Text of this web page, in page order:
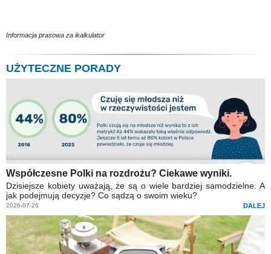
Informacja prasowa za ikalkulator
UŻYTECZNE PORADY
Współczesne Polki na rozdrożu? Ciekawe wyniki.
Dzisiejsze kobiety uważają, że są o wiele bardziej samodzielne. A
jak podejmują decyzje? Co sądzą o swoim wieku?
2026-07-26 DALEJ